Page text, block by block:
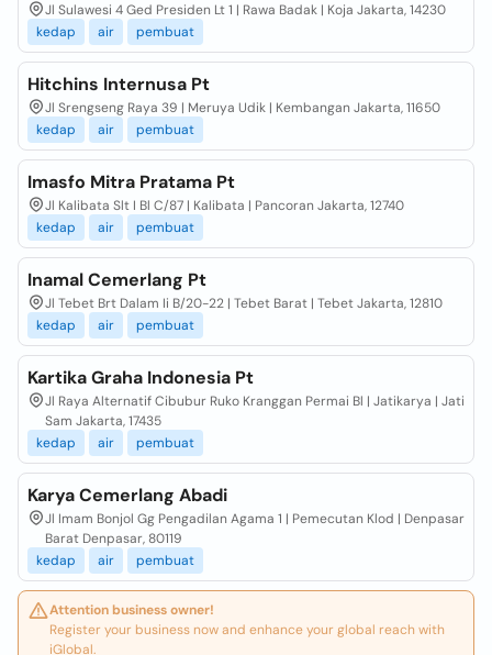
Jl Sulawesi 4 Ged Presiden Lt 1 | Rawa Badak | Koja Jakarta, 14230
kedap
air pembuat
Hitchins Internusa Pt
Jl Srengseng Raya 39 | Meruya Udik | Kembangan Jakarta, 11650
kedap
air pembuat
Imasfo Mitra Pratama Pt
Jl Kalibata Slt I Bl C/87 | Kalibata | Pancoran Jakarta, 12740
kedap
air pembuat
Inamal Cemerlang Pt
Jl Tebet Brt Dalam Ii B/20-22 | Tebet Barat | Tebet Jakarta, 12810
kedap
air pembuat
Kartika Graha Indonesia Pt
Jl Raya Alternatif Cibubur Ruko Kranggan Permai Bl | Jatikarya | Jati
Sam Jakarta, 17435
kedap
air pembuat
Karya Cemerlang Abadi
Jl Imam Bonjol Gg Pengadilan Agama 1 | Pemecutan Klod | Denpasar
Barat Denpasar, 80119
kedap
air pembuat
Attention business owner!
Register your business now and enhance your global reach with
iGlobal.